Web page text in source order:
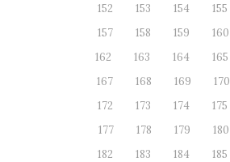
152
153 154 155
157
158 159 160
162
163 164 165
167
168 169 170
172
173 174 175
177
178 179 180
182
183 184 185